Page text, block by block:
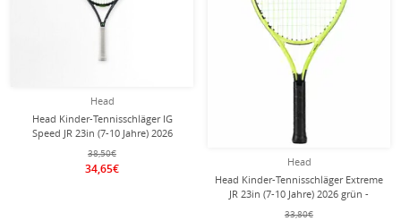
Head
Head Kinder-Tennisschläger IG
Speed JR 23in (7-10 Jahre) 2026
schwarz/weiss - besaitet -
38,50€
34,65€
Head
Head Kinder-Tennisschläger Extreme
JR 23in (7-10 Jahre) 2026 grün -
besaitet -
33,80€